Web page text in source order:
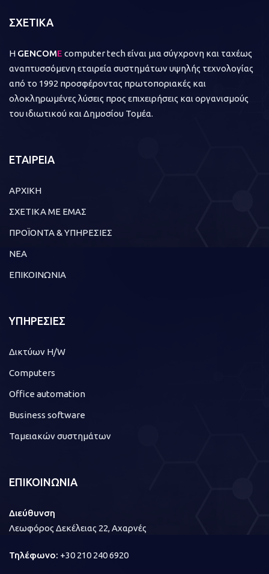
ΣΧΕΤΙΚΑ
Η GENCOME computer tech είναι μια σύγχρονη και ταχέως
αναπτυσσόμενη εταιρεία συστημάτων υψηλής τεχνολογίας
από το 1992 προσφέροντας πρωτοποριακές και
ολοκληρωμένες λύσεις προς επιχειρήσεις και οργανισμούς
του ιδιωτικού και Δημοσίου Τομέα.
ΕΤΑΙΡΕΙΑ
ΑΡΧΙΚΗ
ΣΧΕΤΙΚΑ ΜΕ ΕΜΑΣ
ΠΡΟΪΟΝΤΑ & ΥΠΗΡΕΣΙΕΣ
ΝΕΑ
ΕΠΙΚΟΙΝΩΝΙΑ
ΥΠΗΡΕΣΙΕΣ
Δικτύων H/W
Computers
Office automation
Business software
Ταμειακών συστημάτων
ΕΠΙΚΟΙΝΩΝΙΑ
Διεύθυνση
Λεωφόρος Δεκέλειας 22, Αχαρνές
Τηλέφωνο: +30 210 240 6920